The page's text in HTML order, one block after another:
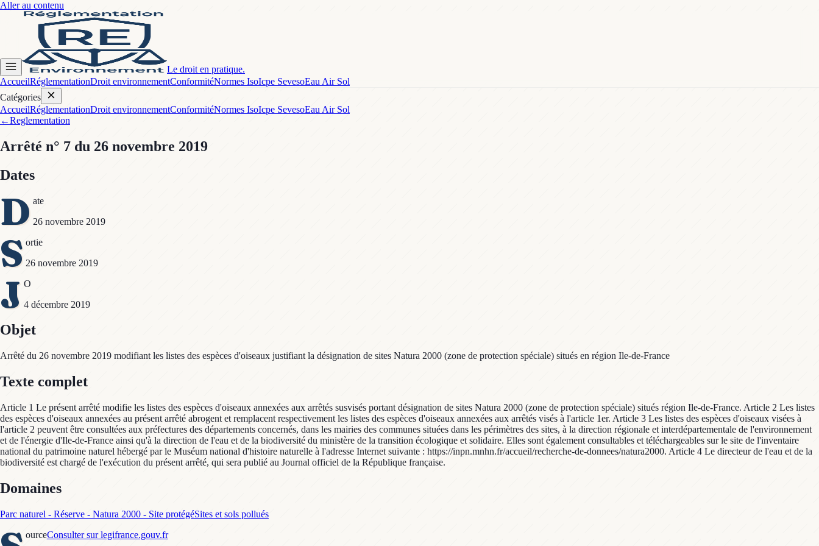
Aller au contenu
Le droit en pratique.
AccueilRéglementationDroit environnementConformitéNormes IsoIcpe SevesoEau Air Sol
Catégories
AccueilRéglementationDroit environnementConformitéNormes IsoIcpe SevesoEau Air Sol
←Reglementation
Arrêté n° 7 du 26 novembre 2019
Dates
D ate
26 novembre 2019
S ortie
26 novembre 2019
J O
4 décembre 2019
Objet
Arrêté du 26 novembre 2019 modifiant les listes des espèces d'oiseaux justifiant la désignation de sites Natura 2000 (zone de protection spéciale) situés en région Ile-de-France
Texte complet
Article 1 Le présent arrêté modifie les listes des espèces d'oiseaux annexées aux arrêtés susvisés portant désignation de sites Natura 2000 (zone de protection spéciale) situés région Ile-de-France. Article 2 Les listes
des espèces d'oiseaux annexées au présent arrêté abrogent et remplacent respectivement les listes des espèces d'oiseaux annexées aux arrêtés visés à l'article 1er. Article 3 Les listes des espèces d'oiseaux visées à
l'article 2 peuvent être consultées aux préfectures des départements concernés, dans les mairies des communes situées dans les périmètres des sites, à la direction régionale et interdépartementale de l'environnement
et de l'énergie d'Ile-de-France ainsi qu'à la direction de l'eau et de la biodiversité du ministère de la transition écologique et solidaire. Elles sont également consultables et téléchargeables sur le site de l'inventaire
national du patrimoine naturel hébergé par le Muséum national d'histoire naturelle à l'adresse Internet suivante : https://inpn.mnhn.fr/accueil/recherche-de-donnees/natura2000. Article 4 Le directeur de l'eau et de la
biodiversité est chargé de l'exécution du présent arrêté, qui sera publié au Journal officiel de la République française.
Domaines
Parc naturel - Réserve - Natura 2000 - Site protégéSites et sols pollués
ourceConsulter sur legifrance.gouv.fr